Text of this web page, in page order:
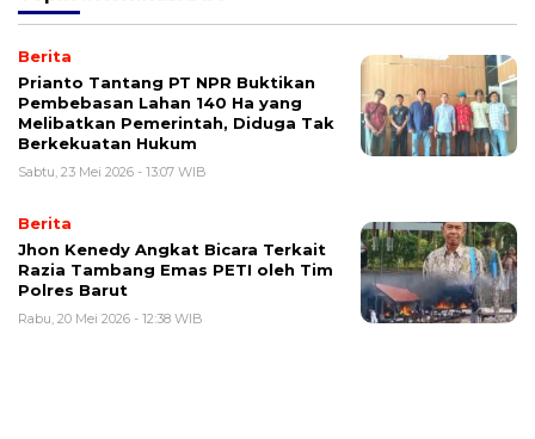
Berita
Prianto Tantang PT NPR Buktikan
Pembebasan Lahan 140 Ha yang
Melibatkan Pemerintah, Diduga Tak
Berkekuatan Hukum
Sabtu, 23 Mei 2026 - 13:07 WIB
Berita
Jhon Kenedy Angkat Bicara Terkait
Razia Tambang Emas PETI oleh Tim
Polres Barut
Rabu, 20 Mei 2026 - 12:38 WIB